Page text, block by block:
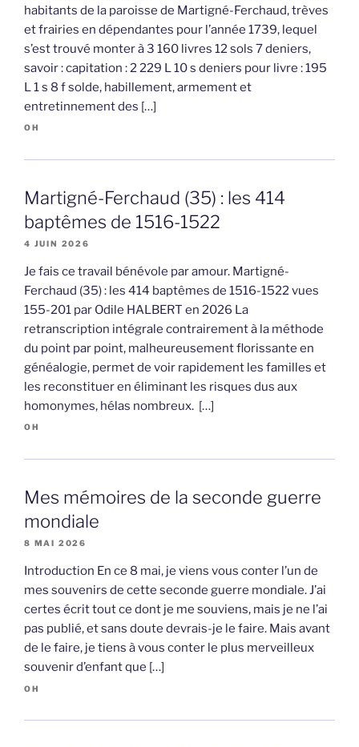
habitants de la paroisse de Martigné-Ferchaud, trèves
et frairies en dépendantes pour l’année 1739, lequel
s’est trouvé monter à 3 160 livres 12 sols 7 deniers,
savoir : capitation : 2 229 L 10 s deniers pour livre : 195
L 1 s 8 f solde, habillement, armement et
entretinnement des […]
OH
Martigné-Ferchaud (35) : les 414
baptêmes de 1516-1522
4 JUIN 2026
Je fais ce travail bénévole par amour. Martigné-
Ferchaud (35) : les 414 baptêmes de 1516-1522 vues
155-201 par Odile HALBERT en 2026 La
retranscription intégrale contrairement à la méthode
du point par point, malheureusement florissante en
généalogie, permet de voir rapidement les familles et
les reconstituer en éliminant les risques dus aux
homonymes, hélas nombreux. […]
OH
Mes mémoires de la seconde guerre
mondiale
8 MAI 2026
Introduction En ce 8 mai, je viens vous conter l’un de
mes souvenirs de cette seconde guerre mondiale. J’ai
certes écrit tout ce dont je me souviens, mais je ne l’ai
pas publié, et sans doute devrais-je le faire. Mais avant
de le faire, je tiens à vous conter le plus merveilleux
souvenir d’enfant que […]
OH